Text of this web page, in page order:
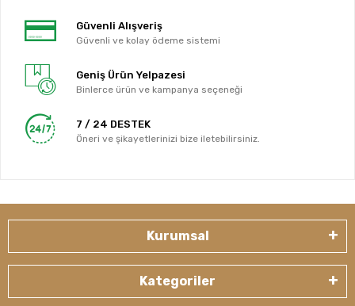
Güvenli Alışveriş
Güvenli ve kolay ödeme sistemi
Geniş Ürün Yelpazesi
Binlerce ürün ve kampanya seçeneği
7 / 24 DESTEK
Öneri ve şikayetlerinizi bize iletebilirsiniz.
Kurumsal
Kategoriler